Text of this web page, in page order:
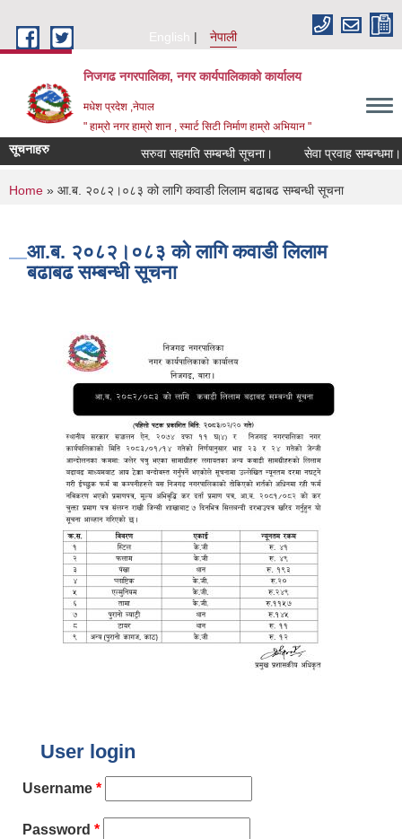
English
नेपाली
निजगढ नगरपालिका, नगर कार्यपालिकाको कार्यालय
मधेश प्रदेश ,नेपाल
" हाम्रो नगर हाम्रो शान , स्मार्ट सिटी निर्माण हाम्रो अभियान "
सूचनाहरु सरुवा सहमति सम्बन्धी सूचना। सेवा प्रवाह सम्बन्धमा।
You are here
Home » आ.ब. २०८२।०८३ को लागि कवाडी लिलाम बढाबढ सम्बन्धी सूचना
आ.ब. २०८२।०८३ को लागि कवाडी लिलाम
बढाबढ सम्बन्धी सूचना
User login
Username *
Password *